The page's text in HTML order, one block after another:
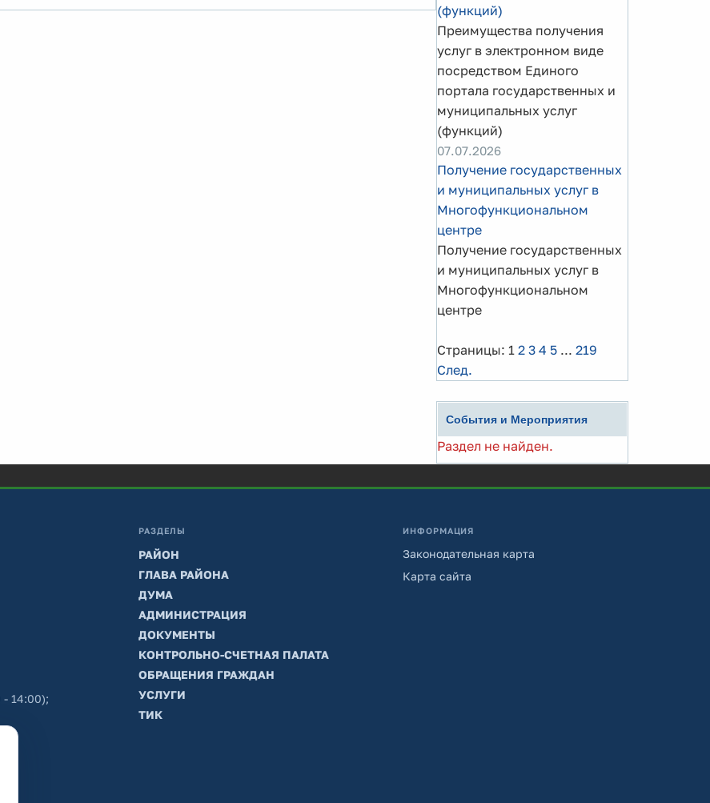
(функций)
Преимущества получения
услуг в электронном виде
посредством Единого
портала государственных и
муниципальных услуг
(функций)
07.07.2026
Получение государственных
и муниципальных услуг в
Многофункциональном
центре
Получение государственных
и муниципальных услуг в
Многофункциональном
центре
Страницы: 1 2 3 4 5 ... 219
След.
События и Мероприятия
Раздел не найден.
- 14:00);
РАЗДЕЛЫ
РАЙОН
ГЛАВА РАЙОНА
ДУМА
АДМИНИСТРАЦИЯ
ДОКУМЕНТЫ
КОНТРОЛЬНО-СЧЕТНАЯ ПАЛАТА
ОБРАЩЕНИЯ ГРАЖДАН
УСЛУГИ
ТИК
ИНФОРМАЦИЯ
Законодательная карта
Карта сайта